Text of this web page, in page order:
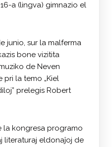
a (lingva) gimnazio el
junio, sur la malferma
bone vizitita
de Neven
pri la temo „Kiel
prelegis Robert
la kongresa programo
literaturaj eldonaĵoj de